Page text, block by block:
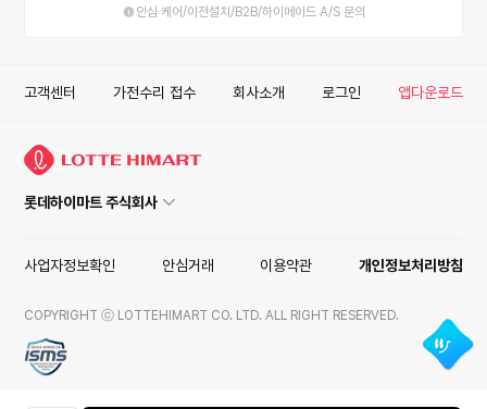
안심 케어/이전설치/B2B/하이메이드 A/S 문의
고객센터 가전수리 접수 회사소개 로그인 앱다운로드
롯데하이마트 주식회사
사업자정보확인 안심거래 이용약관 개인정보처리방침
COPYRIGHT ⓒ LOTTEHIMART CO. LTD. ALL RIGHT RESERVED.
ISMS